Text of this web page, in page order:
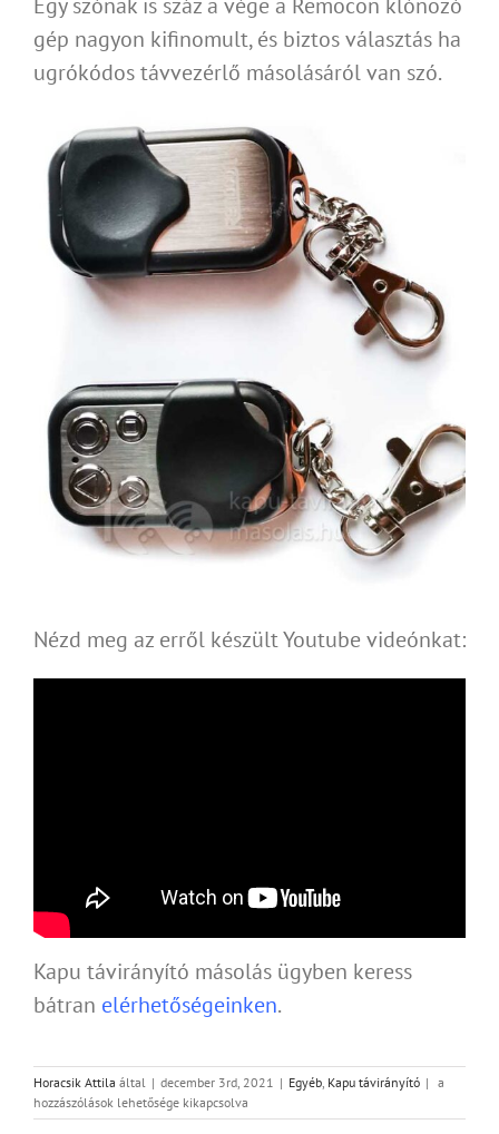
Egy szónak is száz a vége a Remocon klónozó
gép nagyon kifinomult, és biztos választás ha
ugrókódos távvezérlő másolásáról van szó.
Nézd meg az erről készült Youtube videónkat:
Kapu távirányító másolás ügyben keress
bátran elérhetőségeinken.
Horacsik Attila által | december 3rd, 2021 | Egyéb, Kapu távirányító | Remocon
klón
a
hozzászólások lehetősége kikapcsolva